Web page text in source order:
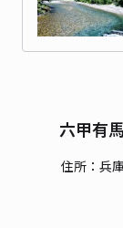
六甲有
住所：兵